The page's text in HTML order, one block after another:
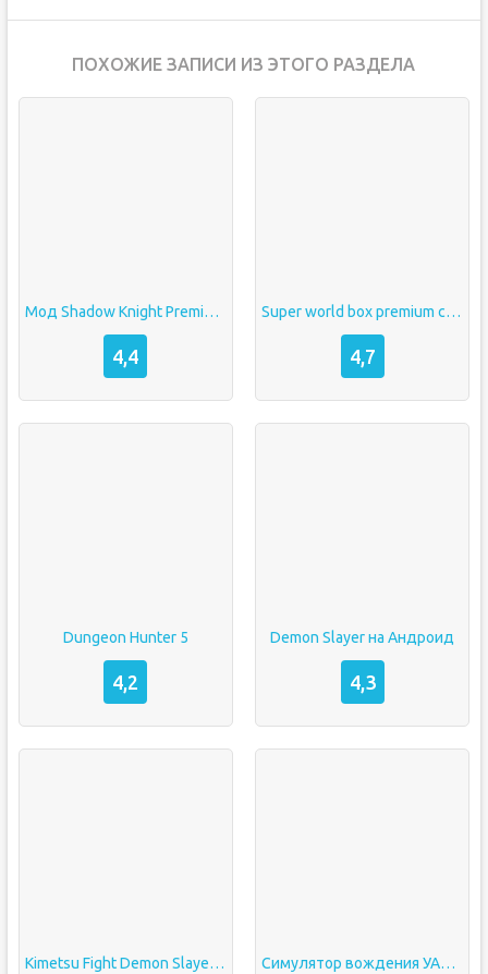
ПОХОЖИЕ ЗАПИСИ ИЗ ЭТОГО РАЗДЕЛА
Мод Shadow Knight Premium на Бессмертие
4,4
Super world box premium скачать бесплатно
4,7
Dungeon Hunter 5
4,2
Demon Slayer на Андроид
4,3
Kimetsu Fight Demon Slayer на Андроид Симулятор вождения УАЗ Hunter